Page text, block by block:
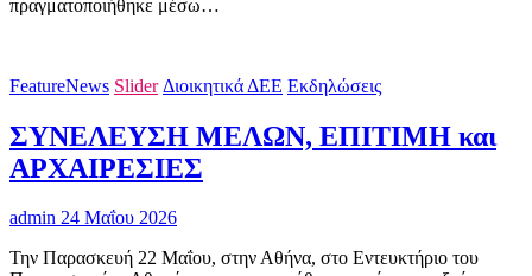
πραγματοποιήθηκε μέσω…
FeatureNews Slider Διοικητικά ΔΕΕ Εκδηλώσεις
ΣΥΝΕΛΕΥΣΗ ΜΕΛΩΝ, ΕΠΙΤΙΜΗ και
ΑΡΧΑΙΡΕΣΙΕΣ
admin 24 Μαΐου 2026
Την Παρασκευή 22 Μαΐου, στην Αθήνα, στο Εντευκτήριο του